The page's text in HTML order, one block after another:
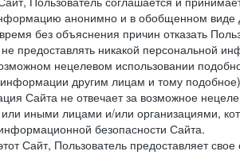
анонимно и в обобщенном виде
без объяснения причин отказать
предоставлять никакой персональной
нецелевом использовании
другим лицам и тому
Сайта не отвечает за возможное
иными лицами и/или организациями,
безопасности Сайта.
Сайт, Пользователь предоставляет